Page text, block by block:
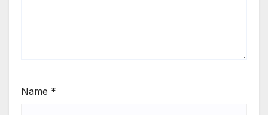
Name *